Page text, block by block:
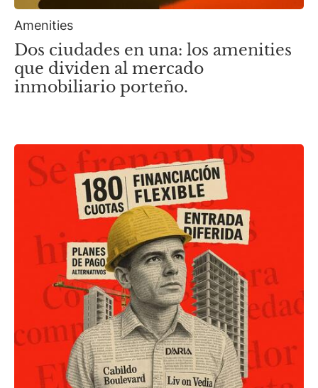
Amenities
Dos ciudades en una: los amenities
que dividen al mercado
inmobiliario porteño.